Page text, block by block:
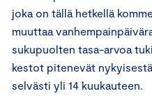
joka on tällä hetkellä
muuttaa
sukupuolten tasa-arvoa
kestot pitenevät
selvästi yli 14 kuukauteen.